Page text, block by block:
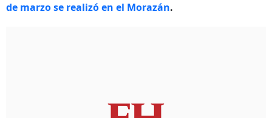
de marzo se realizó en el Morazán.